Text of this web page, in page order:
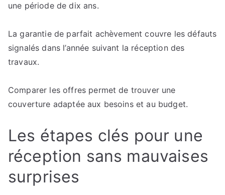
une période de dix ans.
La garantie de parfait achèvement couvre les défauts
signalés dans l’année suivant la réception des
travaux.
Comparer les offres permet de trouver une
couverture adaptée aux besoins et au budget.
Les étapes clés pour une
réception sans mauvaises
surprises